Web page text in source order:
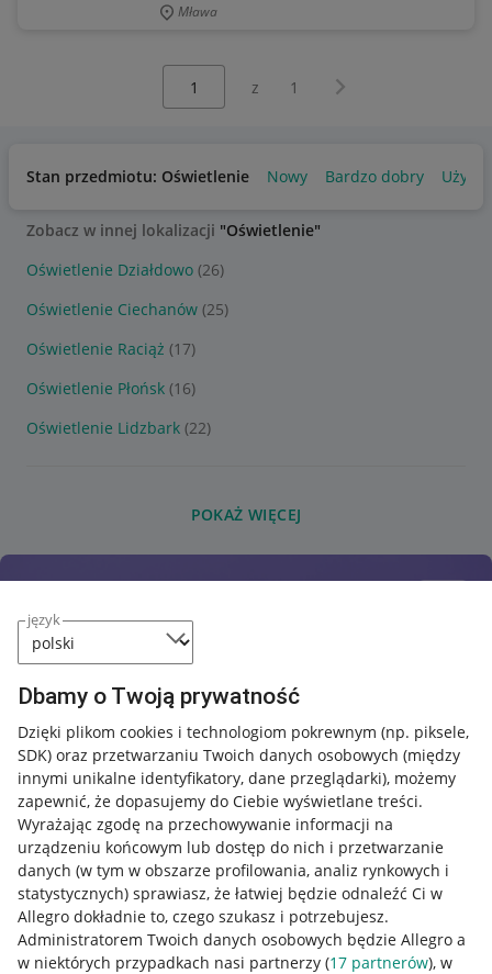
język
Dbamy o Twoją prywatność
Dzięki plikom cookies i technologiom pokrewnym (np. piksele,
SDK) oraz przetwarzaniu Twoich danych osobowych (między
innymi unikalne identyfikatory, dane przeglądarki), możemy
zapewnić, że dopasujemy do Ciebie wyświetlane treści.
Wyrażając zgodę na przechowywanie informacji na
urządzeniu końcowym lub dostęp do nich i przetwarzanie
danych (w tym w obszarze profilowania, analiz rynkowych i
statystycznych) sprawiasz, że łatwiej będzie odnaleźć Ci w
Allegro dokładnie to, czego szukasz i potrzebujesz.
Administratorem Twoich danych osobowych będzie Allegro a
w niektórych przypadkach nasi partnerzy (17 partnerów), w
Mława
z 1 Następna strona
Stan przedmiotu: Oświetlenie Nowy Bardzo dobry
Zobacz w innej lokalizacji "Oświetlenie"
Oświetlenie Działdowo (26)
Oświetlenie Ciechanów (25)
Oświetlenie Raciąż (17)
Oświetlenie Płońsk (16)
Oświetlenie Lidzbark (22)
POKAŻ WIĘCEJ